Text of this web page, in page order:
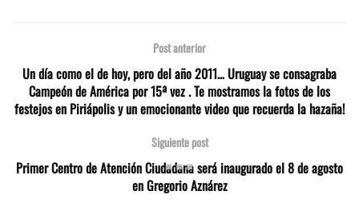
Post anterior
Un día como el de hoy, pero del año 2011… Uruguay se consagraba
Campeón de América por 15ª vez . Te mostramos la fotos de los
festejos en Piriápolis y un emocionante video que recuerda la hazaña!
Siguiente post
Primer Centro de Atención Ciudadana será inaugurado el 8 de agosto
en Gregorio Aznárez